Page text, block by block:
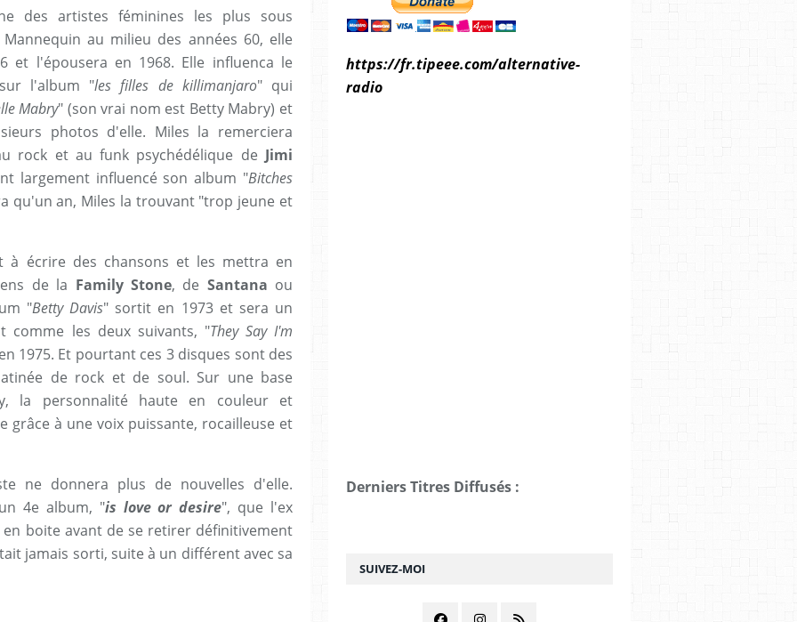
des artistes féminines les plus sous
au milieu des années 60, elle
et l'épousera en 1968. Elle influenca le
l'album "les filles de killimanjaro" qui
Mabry" (son vrai nom est Betty Mabry) et
photos d'elle. Miles la remerciera
rock et au funk psychédélique de Jimi
largement influencé son album "Bitches
qu'un an, Miles la trouvant "trop jeune et
à écrire des chansons et les mettra en
de la Family Stone, de Santana ou
"Betty Davis" sortit en 1973 et sera un
comme les deux suivants, "They Say I'm
1975. Et pourtant ces 3 disques sont des
de rock et de soul. Sur une base
la personnalité haute en couleur et
grâce à une voix puissante, rocailleuse et
ne donnera plus de nouvelles d'elle.
4e album, "is love or desire", que l'ex
boite avant de se retirer définitivement
jamais sorti, suite à un différent avec sa
SUIVEZ-MOI
https://fr.tipeee.com/alternative-
radio
Derniers Titres Diffusés :